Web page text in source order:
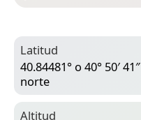
Latitud
40.84481° o 40° 50′ 41″
norte
Altitud